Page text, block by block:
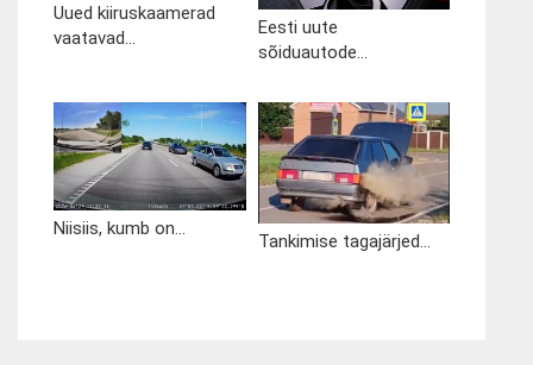
Uued kiiruskaamerad
vaatavad...
Eesti uute
sõiduautode...
Niisiis, kumb on...
Tankimise tagajärjed...